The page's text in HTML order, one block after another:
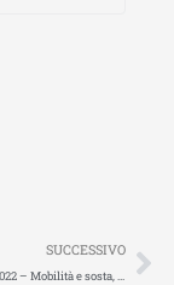
SUCCESSIVO
AIRPARK Pdays 2022 – Mobilità e sosta, Paola Cossu, CEO FIT Consulting, speaker della terza edizione dell’evento dedicato a digitalizzazione, Integrazione e Connettività